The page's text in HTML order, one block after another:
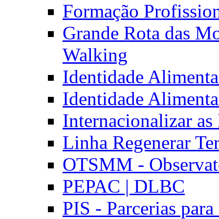
Formação
Grande Rota das
Walking
Identidade
Identidade
Internacionalizar
Linha Regenerar
OTSMM -
PEPAC | DLBC
PIS - Parcerias